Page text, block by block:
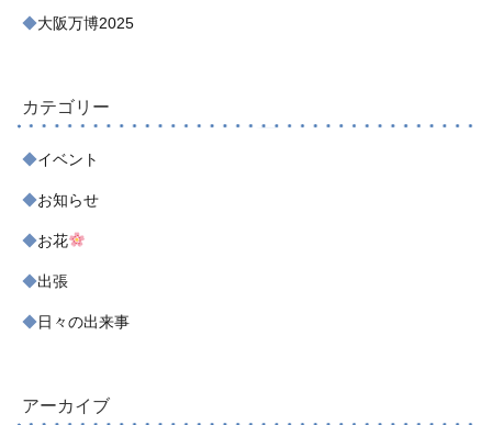
大阪万博2025
カテゴリー
イベント
お知らせ
お花
出張
日々の出来事
アーカイブ